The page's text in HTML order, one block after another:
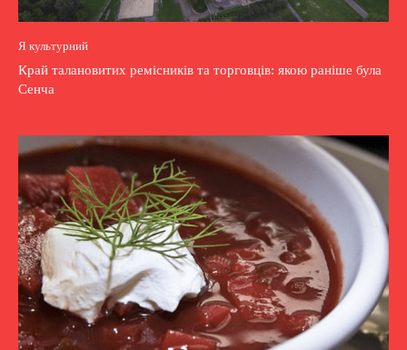
Я культурний
Край талановитих ремісників та торговців: якою раніше була
Сенча